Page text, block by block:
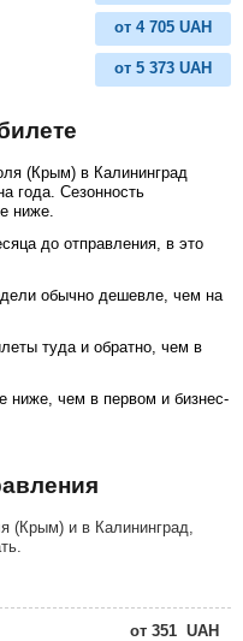
от 4 705 UAH
от 5 373 UAH
(Крым) в Калининград
года. Сезонность
ниже.
до отправления, в это
обычно дешевле, чем на
туда и обратно, чем в
ниже, чем в первом и бизнес-
(Крым) и в Калининград,
от 351 UAH